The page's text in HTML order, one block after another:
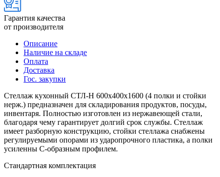
Гарантия качества
от производителя
Описание
Наличие на складе
Оплата
Доставка
Гос. закупки
Стеллаж кухонный СТЛ-Н 600х400х1600 (4 полки и стойки
нерж.) предназначен для складирования продуктов, посуды,
инвентаря. Полностью изготовлен из нержавеющей стали,
благодаря чему гарантирует долгий срок службы. Стеллаж
имеет разборную конструкцию, стойки стеллажа снабжены
регулируемыми опорами из ударопрочного пластика, а полки
усиленны С-образным профилем.
Стандартная комплектация